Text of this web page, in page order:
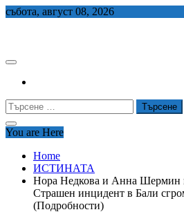
Skip
събота, август 08, 2026
Търсене
за:
You are Here
Home
ИСТИНАТА
Нора Недкова и Анна Шермин
Страшен инцидент в Бали
(Подробности)